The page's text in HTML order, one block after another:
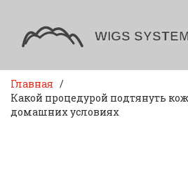
Главная
Какой процедурой подтянуть
домашних условиях